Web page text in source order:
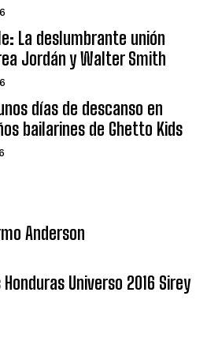
La deslumbrante unión
Jordán y Walter Smith
días de descanso en
bailarines de Ghetto Kids
Anderson
Universo 2016 Sirey